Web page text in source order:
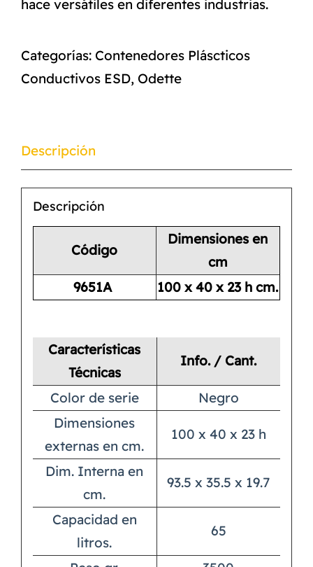
hace versátiles en diferentes industrias.
Categorías: Contenedores Pláscticos
Conductivos ESD, Odette
Descripción
Descripción
Código
Dimensiones en
cm
9651A
100 x 40 x 23 h cm.
Características
Técnicas
Info. / Cant.
Color de serie
Negro
Dimensiones
externas en cm.
100 x 40 x 23 h
Dim. Interna en
cm.
93.5 x 35.5 x 19.7
Capacidad en
litros.
65